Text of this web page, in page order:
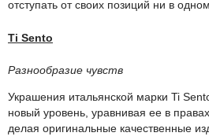
отступать от своих позиций ни в
Ti Sento
Разнообразие чувств
Украшения итальянской марки Ti
новый уровень, уравнивая ее в
делая оригинальные качественные